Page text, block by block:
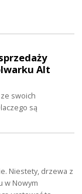
Alt
swoich
są
Niestety, drzewa z
w Nowym